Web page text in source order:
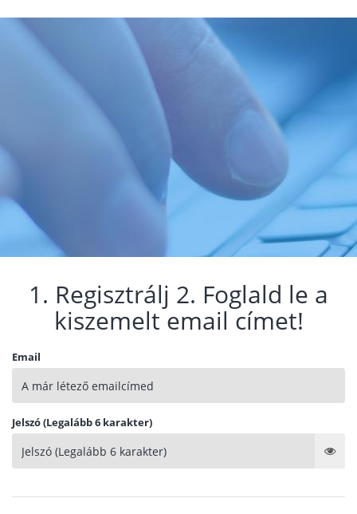
1. Regisztrálj 2. Foglald le a
kiszemelt email címet!
Email
Jelszó (Legalább 6 karakter)